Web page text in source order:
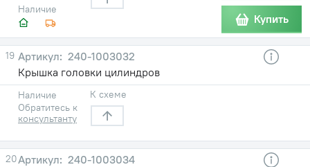
Наличие
Купить
19
240-1003032
Крышка головки цилиндров
Наличие
Обратитесь к
консультанту
К схеме
20
240-1003034